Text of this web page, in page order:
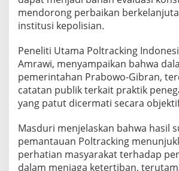
C
a
a
t
a
n
U
t
m
a
P
o
l
mendorong perbaikan
institusi kepolisian.
Peneliti Utama Poltracking
Amrawi, menyampaikan bahwa
pemerintahan Prabowo-Gibran,
catatan publik terkait praktik
yang patut dicermati secara
Masduri menjelaskan bahwa hasil
pemantauan Poltracking
perhatian masyarakat terhadap
dalam menjaga ketertiban,